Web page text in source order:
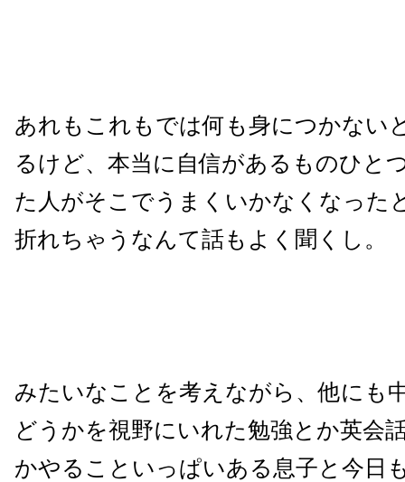
あれもこれもでは何も身につかない
るけど、本当に自信があるものひと
た人がそこでうまくいかなくなった
折れちゃうなんて話もよく聞くし。
みたいなことを考えながら、他にも
どうかを視野にいれた勉強とか英会
かやることいっぱいある息子と今日